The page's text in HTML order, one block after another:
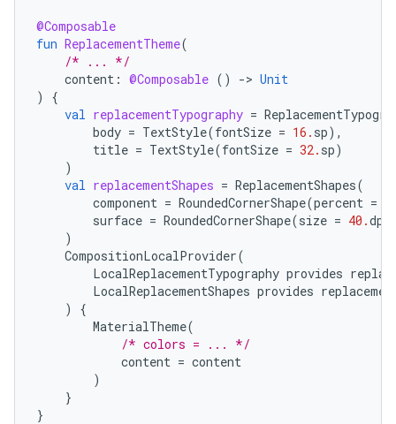
@Composable
fun ReplacementTheme(
/* ... */
content : @Composable () -> Unit
)
{
val replacementTypography =
body = TextStyle(fontSize = 16. sp),
title = TextStyle(fontSize = 32. sp)
)
val replacementShapes = ReplacementShapes(
component = RoundedCornerShape(percent =
surface = RoundedCornerShape(size = 40.dp
)
CompositionLocalProvider(
LocalReplacementTypography provides
LocalReplacementShapes provides
)
{
MaterialTheme(
/* colors = ... */
content = content
)
}
}